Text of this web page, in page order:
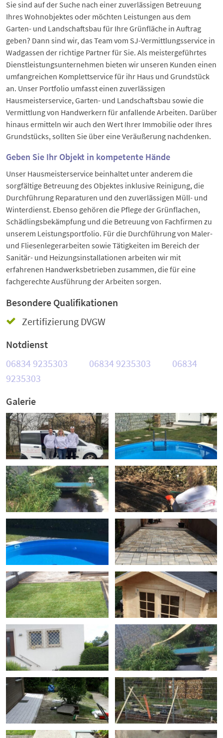
Sie sind auf der Suche nach einer zuverlässigen Betreuung
Ihres Wohnobjektes oder möchten Leistungen aus dem
Garten- und Landschaftsbau für Ihre Grünfläche in Auftrag
geben? Dann sind wir, das Team vom SJ-Vermittlungsservice in
Wadgassen der richtige Partner für Sie. Als meistergeführtes
Dienstleistungsunternehmen bieten wir unseren Kunden einen
umfangreichen Komplettservice für ihr Haus und Grundstück
an. Unser Portfolio umfasst einen zuverlässigen
Hausmeisterservice, Garten- und Landschaftsbau sowie die
Vermittlung von Handwerkern für anfallende Arbeiten. Darüber
hinaus ermitteln wir auch den Wert Ihrer Immobilie oder Ihres
Grundstücks, sollten Sie über eine Veräußerung nachdenken.
Geben Sie Ihr Objekt in kompetente Hände
Unser Hausmeisterservice beinhaltet unter anderem die
sorgfältige Betreuung des Objektes inklusive Reinigung, die
Durchführung Reparaturen und den zuverlässigen Müll- und
Winterdienst. Ebenso gehören die Pflege der Grünflachen,
Schädlingsbekämpfung und die Betreuung von Fachfirmen zu
unserem Leistungsportfolio. Für die Durchführung von Maler-
und Fliesenlegerarbeiten sowie Tätigkeiten im Bereich der
Sanitär- und Heizungsinstallationen arbeiten wir mit
erfahrenen Handwerksbetrieben zusammen, die für eine
fachgerechte Ausführung der Arbeiten sorgen.
Besondere Qualifikationen
Zertifizierung DVGW
Notdienst
06834 9235303
06834 9235303
06834
9235303
Galerie